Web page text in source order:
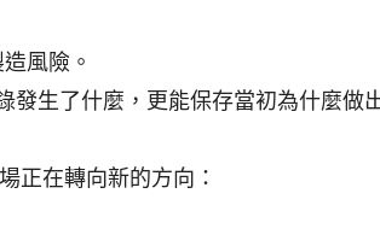
風險。
生了什麼，更能保存當初為什麼做
正在轉向新的方向：